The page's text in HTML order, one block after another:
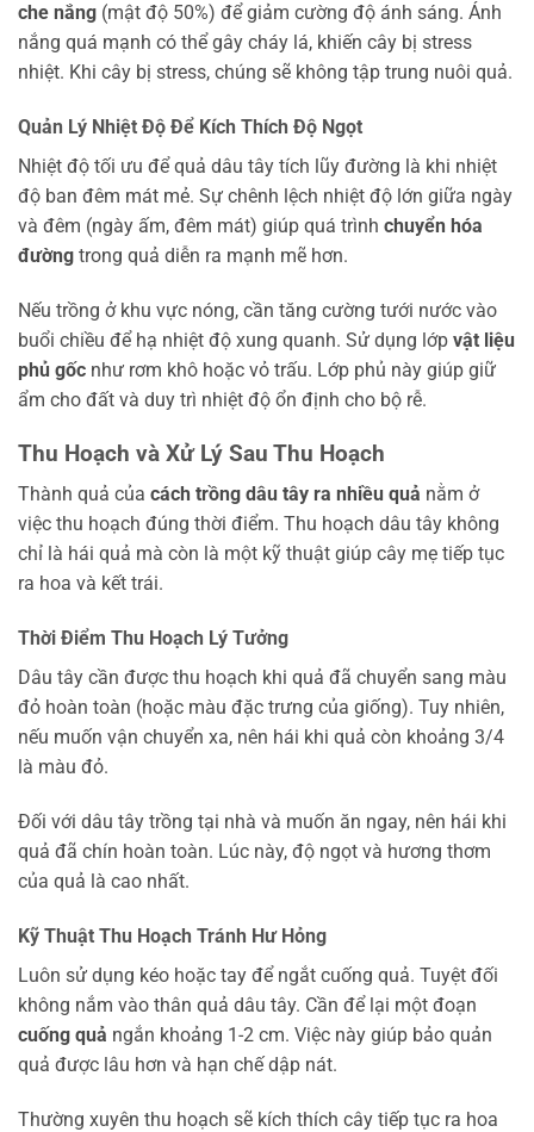
che nắng (mật độ 50%) để giảm cường độ ánh sáng. Ánh
nắng quá mạnh có thể gây cháy lá, khiến cây bị stress
nhiệt. Khi cây bị stress, chúng sẽ không tập trung nuôi quả.
Quản Lý Nhiệt Độ Để Kích Thích Độ Ngọt
Nhiệt độ tối ưu để quả dâu tây tích lũy đường là khi nhiệt
độ ban đêm mát mẻ. Sự chênh lệch nhiệt độ lớn giữa ngày
và đêm (ngày ấm, đêm mát) giúp quá trình chuyển hóa
đường trong quả diễn ra mạnh mẽ hơn.
Nếu trồng ở khu vực nóng, cần tăng cường tưới nước vào
buổi chiều để hạ nhiệt độ xung quanh. Sử dụng lớp vật liệu
phủ gốc như rơm khô hoặc vỏ trấu. Lớp phủ này giúp giữ
ẩm cho đất và duy trì nhiệt độ ổn định cho bộ rễ.
Thu Hoạch và Xử Lý Sau Thu Hoạch
Thành quả của cách trồng dâu tây ra nhiều quả nằm ở
việc thu hoạch đúng thời điểm. Thu hoạch dâu tây không
chỉ là hái quả mà còn là một kỹ thuật giúp cây mẹ tiếp tục
ra hoa và kết trái.
Thời Điểm Thu Hoạch Lý Tưởng
Dâu tây cần được thu hoạch khi quả đã chuyển sang màu
đỏ hoàn toàn (hoặc màu đặc trưng của giống). Tuy nhiên,
nếu muốn vận chuyển xa, nên hái khi quả còn khoảng 3/4
là màu đỏ.
Đối với dâu tây trồng tại nhà và muốn ăn ngay, nên hái khi
quả đã chín hoàn toàn. Lúc này, độ ngọt và hương thơm
của quả là cao nhất.
Kỹ Thuật Thu Hoạch Tránh Hư Hỏng
Luôn sử dụng kéo hoặc tay để ngắt cuống quả. Tuyệt đối
không nắm vào thân quả dâu tây. Cần để lại một đoạn
cuống quả ngắn khoảng 1-2 cm. Việc này giúp bảo quản
quả được lâu hơn và hạn chế dập nát.
Thường xuyên thu hoạch sẽ kích thích cây tiếp tục ra hoa